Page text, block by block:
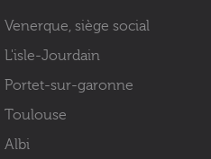
Venerque, siège social
L'isle-Jourdain
Portet-sur-garonne
Toulouse
Albi